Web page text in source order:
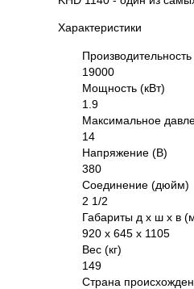
Характеристики
19000
Мощность (кВт)
1.9
Максимальное
14
Напряжение (В)
380
Соединение (дюйм)
2 1/2
Габариты д х ш х в
920 х 645 х 1105
Вес (кг)
149
Страна